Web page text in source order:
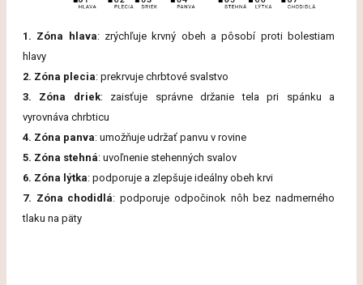
1. Zóna hlava: zrýchľuje krvný obeh a pôsobí proti bolestiam
hlavy
2. Zóna plecia: prekrvuje chrbtové svalstvo
3. Zóna driek: zaisťuje správne držanie tela pri spánku a
vyrovnáva chrbticu
4. Zóna panva: umožňuje udržať panvu v rovine
5. Zóna stehná: uvoľnenie stehenných svalov
6. Zóna lýtka: podporuje a zlepšuje ideálny obeh krvi
7. Zóna chodidlá: podporuje odpočinok nôh bez nadmerného
tlaku na päty